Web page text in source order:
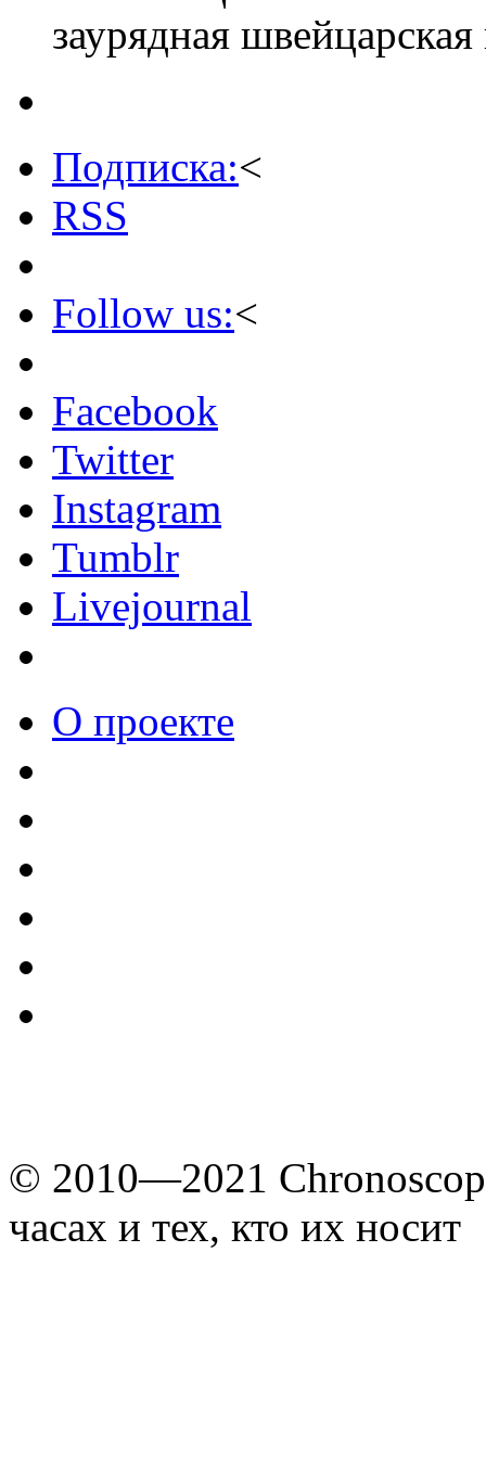
заурядная
Подписка:<
RSS
Follow us:<
Facebook
Twitter
Instagram
Tumblr
Livejournal
О проекте
© 2010—2021
часах и тех, кто их носит